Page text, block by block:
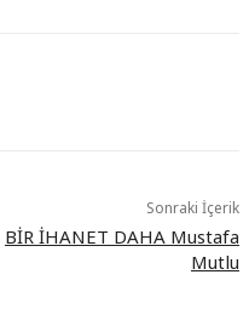
Sonraki İçerik
BİR İHANET DAHA Mustafa
Mutlu